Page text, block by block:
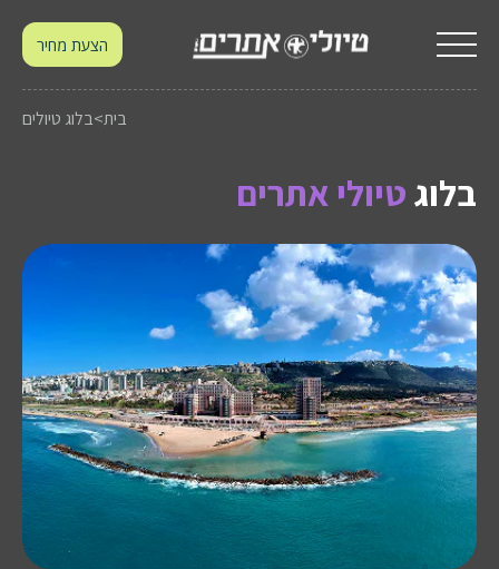
הצעת מחיר
בית>בלוג טיולים
בלוגטיולי אתרים